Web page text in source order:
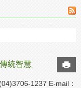
統智慧
1237 E-mail：